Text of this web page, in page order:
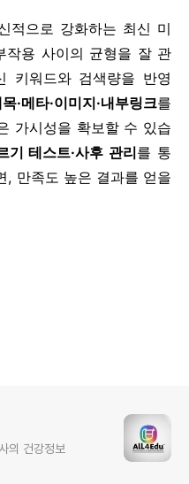
적으로 강화하는 최신 미
작용 사이의 균형을 잘 관
키워드와 검색량을 반영
·메타·이미지·내부링크를
가시성을 확보할 수 있습
기 테스트·사후 관리를 통
, 만족도 높은 결과를 얻을
의 건강정보